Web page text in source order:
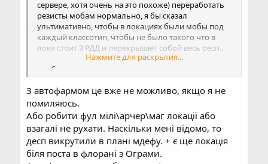
сервере, хотя очень на это похоже) переработать
резисты мобам нормально, я бы сказал
ультимативно, чтобы в локациях были мобы под
каждый классотип, чтобы не было такого что в
локе стоит 3 РДД и перекрывает собой весь респ...
да боже, это же так очевидно, почему такие вещи
вообще надо расписывать...
Нажмите для раскрытия...
З автофармом це вже не можливо, якщо я не
помиляюсь.
Або робити фул мілі\арчер\маг локації або
взагалі не рухати. Наскільки мені відомо, то
десп викрутили в плані мдефу. + є ще локація
біля поста в флорані з Ограми.